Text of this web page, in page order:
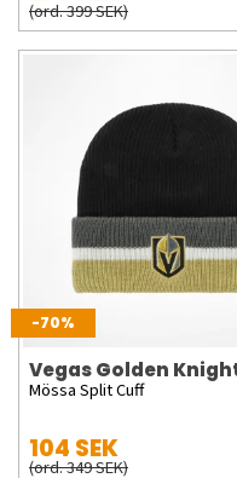
(ord. 399 SEK)
-70%
Vegas Golden
Mössa Split Cuff
104 SEK
(ord. 349 SEK)